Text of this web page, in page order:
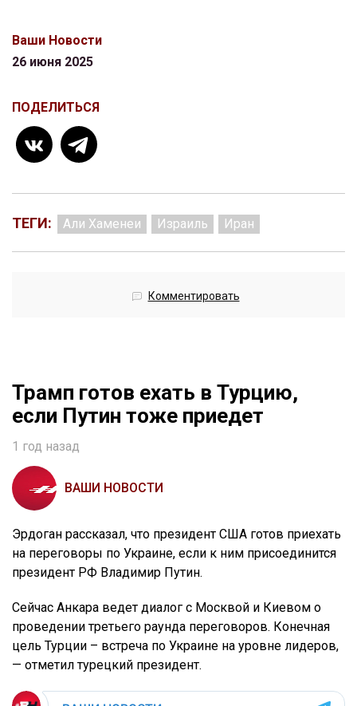
Ваши Новости
26 июня 2025
ПОДЕЛИТЬСЯ
ТЕГИ: Али Хаменеи Израиль Иран
Комментировать
Трамп готов ехать в Турцию,
если Путин тоже приедет
1 год назад
ВАШИ НОВОСТИ
Эрдоган рассказал, что президент США готов приехать
на переговоры по Украине, если к ним присоединится
президент РФ Владимир Путин.
Сейчас Анкара ведет диалог с Москвой и Киевом о
проведении третьего раунда переговоров. Конечная
цель Турции – встреча по Украине на уровне лидеров,
— отметил турецкий президент.